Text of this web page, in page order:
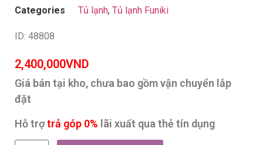
Categories
Tủ lạnh, Tủ lạnh Funiki
ID: 48808
2,400,000VND
Giá bán tại kho, chưa bao gồm vận chuyển lắp
đặt
Hỗ trợtrả góp 0% lãi xuất qua thẻ tín dụng